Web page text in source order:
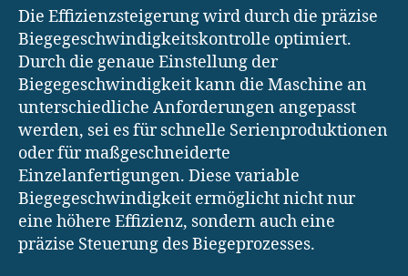
Die Effizienzsteigerung wird durch die präzise
Biegegeschwindigkeitskontrolle optimiert.
Durch die genaue Einstellung der
Biegegeschwindigkeit kann die Maschine an
unterschiedliche Anforderungen angepasst
werden, sei es für schnelle Serienproduktionen
oder für maßgeschneiderte
Einzelanfertigungen. Diese variable
Biegegeschwindigkeit ermöglicht nicht nur
eine höhere Effizienz, sondern auch eine
präzise Steuerung des Biegeprozesses.